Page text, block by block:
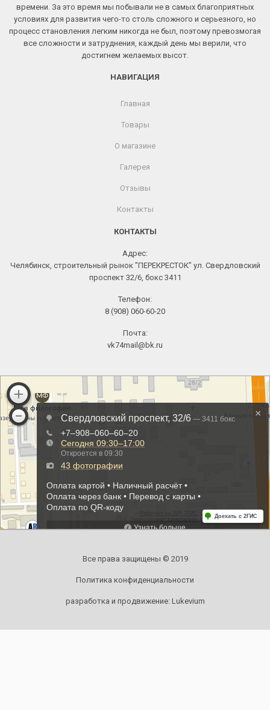
времени. За это время мы побывали не в самых благоприятных
условиях для развития чего-то столь сложного и серьезного, но
процесс становления легким никогда не был, поэтому превозмогая
все сложности и затруднения, каждый день мы верили, что
достигнем желаемых высот.
НАВИГАЦИЯ
Главная
Товары
О магазине
Галерея
Отзывы
Контакты
КОНТАКТЫ
Адрес:
Челябинск, строительный рынок "ПЕРЕКРЕСТОК" ул. Свердловский
проспект 32/6, бокс 3411
Телефон:
8 (908) 060-60-20
Почта:
vk74mail@bk.ru
Все права защищены © 2019
Политика конфиденциальности
разработка и продвижение: Lukevium